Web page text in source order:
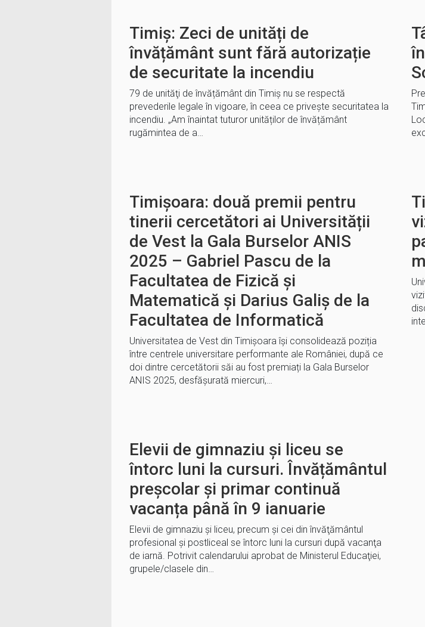
Timiș: Zeci de unități de
învățământ sunt fără autorizație
de securitate la incendiu
79 de unităţi de învățământ din Timiș nu se respectă
prevederile legale în vigoare, în ceea ce privește securitatea la
incendiu. „Am înaintat tuturor unităților de învățământ
rugămintea de a…
Timișoara: două premii pentru
tinerii cercetători ai Universității
de Vest la Gala Burselor ANIS
2025 – Gabriel Pascu de la
Facultatea de Fizică și
Matematică și Darius Galiș de la
Facultatea de Informatică
Universitatea de Vest din Timișoara își consolidează poziția
între centrele universitare performante ale României, după ce
doi dintre cercetătorii săi au fost premiați la Gala Burselor
ANIS 2025, desfășurată miercuri,…
Elevii de gimnaziu şi liceu se
întorc luni la cursuri. Învățământul
preșcolar şi primar continuă
vacanța până în 9 ianuarie
Elevii de gimnaziu şi liceu, precum şi cei din învăţământul
profesional şi postliceal se întorc luni la cursuri după vacanţa
de iarnă. Potrivit calendarului aprobat de Ministerul Educaţiei,
grupele/clasele din…